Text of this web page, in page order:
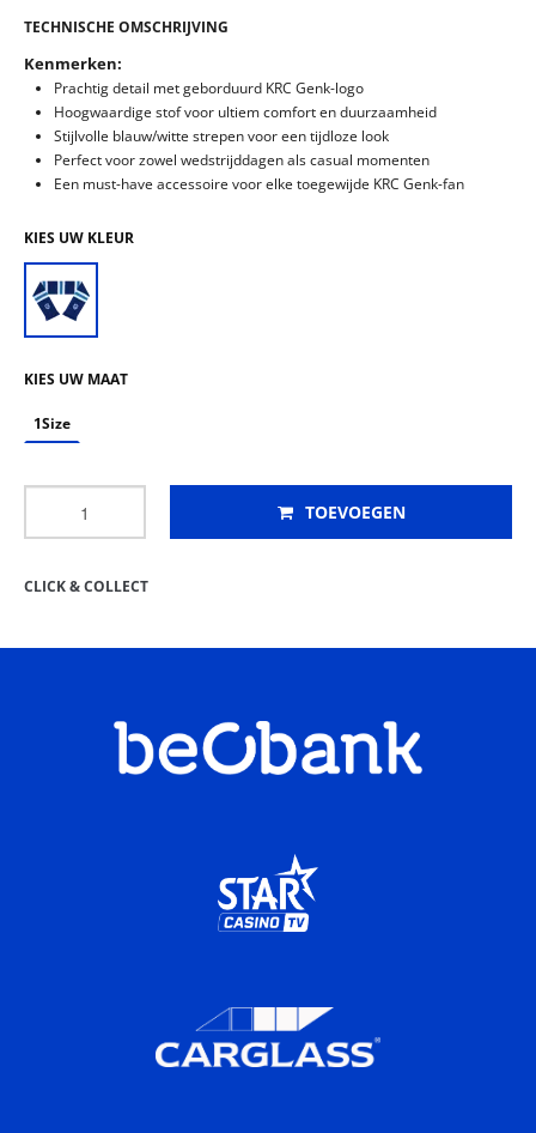
TECHNISCHE OMSCHRIJVING
Kenmerken:
Prachtig detail met geborduurd KRC Genk-logo
Hoogwaardige stof voor ultiem comfort en duurzaamheid
Stijlvolle blauw/witte strepen voor een tijdloze look
Perfect voor zowel wedstrijddagen als casual momenten
Een must-have accessoire voor elke toegewijde KRC Genk-fan
KIES UW KLEUR
KIES UW MAAT
1Size
TOEVOEGEN
CLICK & COLLECT